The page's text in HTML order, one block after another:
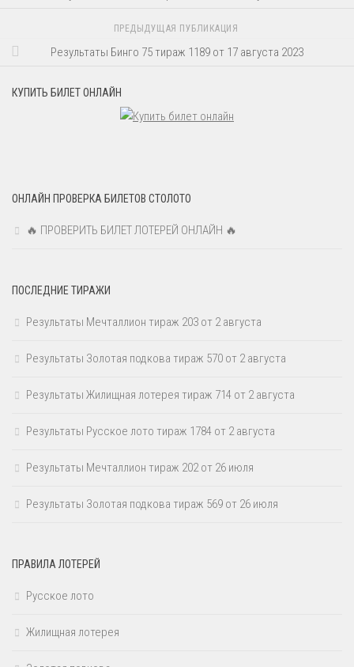
ПРЕДЫДУЩАЯ ПУБЛИКАЦИЯ
Результаты Бинго 75 тираж 1189 от 17 августа 2023
КУПИТЬ БИЛЕТ ОНЛАЙН
ОНЛАЙН ПРОВЕРКА БИЛЕТОВ СТОЛОТО
🔥 ПРОВЕРИТЬ БИЛЕТ ЛОТЕРЕЙ ОНЛАЙН 🔥
ПОСЛЕДНИЕ ТИРАЖИ
Результаты Мечталлион тираж 203 от 2 августа
Результаты Золотая подкова тираж 570 от 2 августа
Результаты Жилищная лотерея тираж 714 от 2 августа
Результаты Русское лото тираж 1784 от 2 августа
Результаты Мечталлион тираж 202 от 26 июля
Результаты Золотая подкова тираж 569 от 26 июля
ПРАВИЛА ЛОТЕРЕЙ
Русское лото
Жилищная лотерея